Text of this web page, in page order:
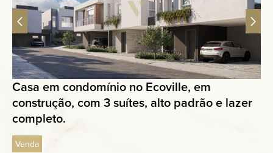
Casa em condomínio no Ecoville, em
construção, com 3 suítes, alto padrão e lazer
completo.
Venda